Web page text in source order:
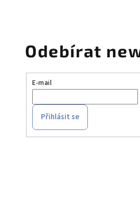
Odebírat
E-mail
Přihlásit se